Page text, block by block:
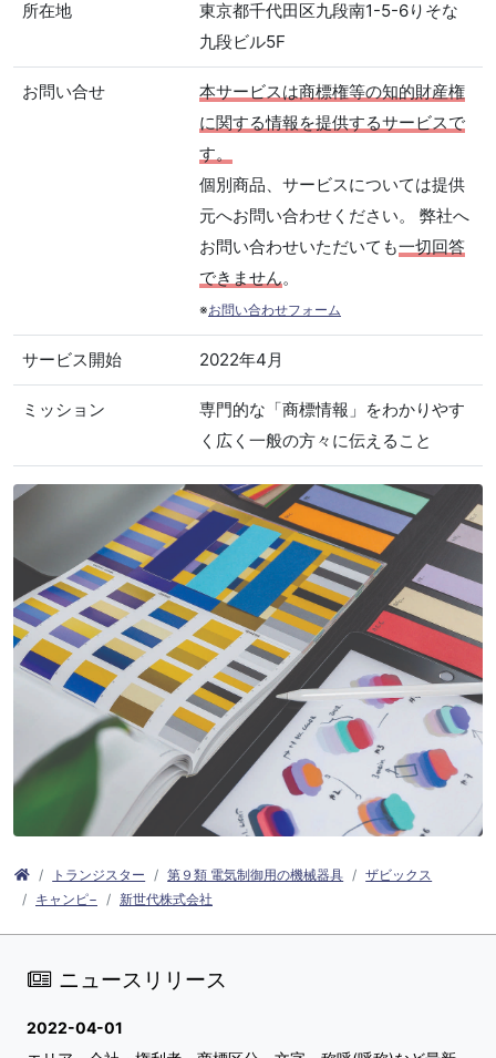
所在地
東京都千代田区九段南1-5-6りそな
九段ビル5F
お問い合せ
本サービスは商標権等の知的財産権
に関する情報を提供するサービスで
す。
個別商品、サービスについては提供
元へお問い合わせください。 弊社へ
お問い合わせいただいても一切回答
できません。
※お問い合わせフォーム
サービス開始 2022年4月
ミッション
専門的な「商標情報」をわかりやす
く広く一般の方々に伝えること
トランジスター 第９類 電気制御用の機械器具
ザビックス
キャンピ−
新世代株式会社
ニュースリリース
2022-04-01